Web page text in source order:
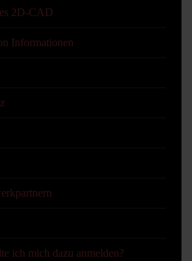
2D-CAD
Informationen
ich mich dazu anmelden?